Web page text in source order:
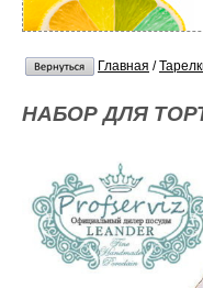
Главная /
НАБОР ДЛЯ